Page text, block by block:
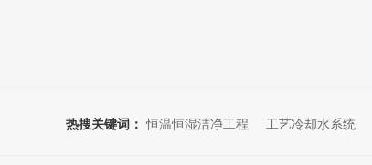
热搜关键词： 恒温恒湿洁净工程 工艺冷却水系统